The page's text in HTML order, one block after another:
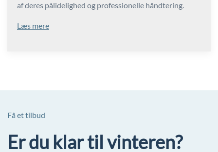
af deres pålidelighed og professionelle håndtering.
Læs mere
Få et tilbud
Er du klar til vinteren?